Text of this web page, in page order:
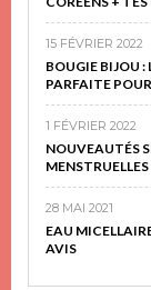
15 FÉVRIER 2022
BOUGIE BIJOU :
PARFAITE
1 FÉVRIER 2022
NOUVEAUTÉS
28 MAI 2021
EAU
AVIS